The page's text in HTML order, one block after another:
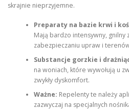
skrajnie nieprzyjemne.
Preparaty na bazie krwi i
Mają bardzo intensywny, gnilny
zabezpieczaniu upraw i
Substancje gorzkie i
na woniach, które wywołują u
zwykły dyskomfort.
Ważne: Repelenty te należy
zazwyczaj na specjalnych